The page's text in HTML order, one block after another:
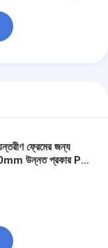
ফ্রেমের জন্য
উন্নত প্রকার PU